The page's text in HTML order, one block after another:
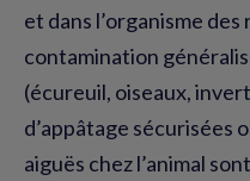
et dans l’organisme
contamination
(écureuil, oiseaux,
d’appâtage sécurisées
aiguës chez l’animal